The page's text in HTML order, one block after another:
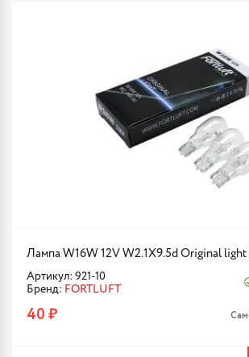
Лампа W16W 12V W2.1X9.5d Original light
Артикул: 921-10
Бренд: FORTLUFT
40 ₽